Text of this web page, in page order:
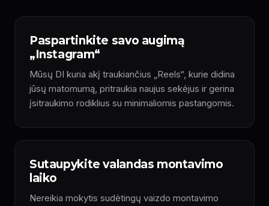
Paspartinkite savo augimą
„Instagram“
Mūsų DI kuria akį traukiančius „Reels“, kurie didina
jūsų matomumą, pritraukia naujus sekėjus ir gerina
įsitraukimo rodiklius su minimaliomis pastangomis.
Sutaupykite valandas montavimo
laiko
Nereikia mokytis sudėtingų vaizdo montavimo